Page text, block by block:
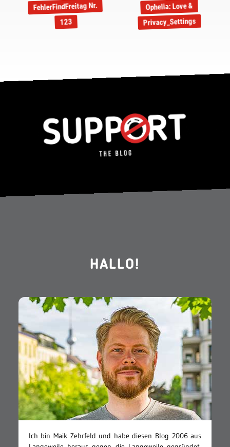
FehlerFindFreitag Nr.
123
Ophelia: Love &
Privacy_Settings
HALLO!
Ich bin Maik Zehrfeld und habe diesen Blog 2006 aus